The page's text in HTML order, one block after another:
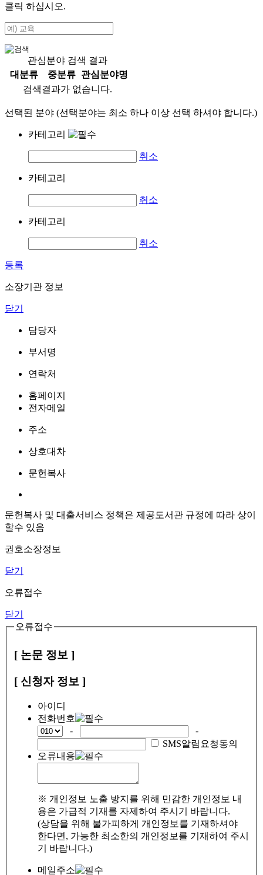
클릭 하십시오.
관심분야 검색 결과
대분류
중분류
관심분야명
검색결과가 없습니다.
선택된 분야 (선택분야는 최소 하나 이상 선택 하셔야 합니다.)
카테고리
취소
카테고리
취소
카테고리
취소
등록
소장기관 정보
닫기
담당자
부서명
연락처
홈페이지
전자메일
주소
상호대차
문헌복사
문헌복사 및 대출서비스 정책은 제공도서관 규정에 따라 상이
할수 있음
권호소장정보
닫기
오류접수
닫기
오류접수
[ 논문 정보 ]
[ 신청자 정보 ]
아이디
전화번호
-
-
SMS알림요청동의
오류내용
※ 개인정보 노출 방지를 위해 민감한 개인정보 내
용은 가급적 기재를 자제하여 주시기 바랍니다.
(상담을 위해 불가피하게 개인정보를 기재하셔야
한다면, 가능한 최소한의 개인정보를 기재하여 주시
기 바랍니다.)
메일주소